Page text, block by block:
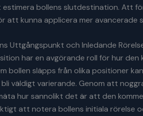
bollens slutdestination. Att
att kunna applicera mer avancerade
Uttgångspunkt och Inledande
har en avgörande roll för hur den
bollen släpps från olika positioner
väldigt varierande. Genom att
hur sannolikt det är att den
att notera bollens initiala rörelse